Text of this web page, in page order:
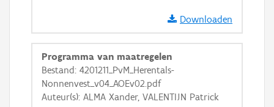
Basis Lagen
OSM-Basiskaart
Downloaden
Programma van maatregelen
Bestand: 4201211_PvM_Herentals-
Nonnenvest_v04_AOEv02.pdf
Auteur(s): ALMA Xander, VALENTIJN Patrick